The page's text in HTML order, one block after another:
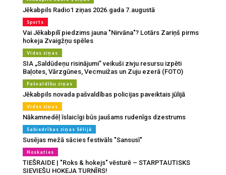
Jēkabpils Radio1 ziņas 2026.gada 7.augustā
Sports
Vai Jēkabpilī piedzims jauna "Nirvāna"? Lotārs Zariņš pirms
hokeja Zvaigžņu spēles
Vides ziņas
SIA „Saldūdeņu risinājumi” veikuši zivju resursu izpēti
Baļotes, Vārzgūnes, Vecmuižas un Zuju ezerā (FOTO)
Pašvaldību ziņas
Jēkabpils novada pašvaldības policijas paveiktais jūlijā
Vides ziņas
Nākamnedēļ īslaicīgi būs jaušams rudenīgs dzestrums
Sabiedrības ziņas Sēlijā
Susējas mežā sācies festivāls "Sansusī"
Noskaties
TIEŠRAIDE | "Roks & hokejs" vēsturē – STARPTAUTISKS
SIEVIEŠU HOKEJA TURNĪRS!